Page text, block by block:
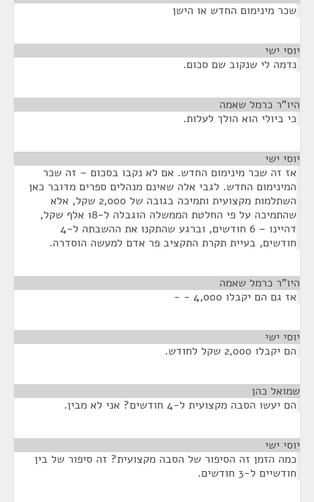
שכר מינימום החדש או הישן
יוסי ישי
נדמה לי שנקוב שם סכום.
היו"ר כרמל שאמה
כי ביולי הוא הולך לעלות.
יוסי ישי
אז זה שכר מינימום החדש. אם לא נקבו בסכום – זה שכר
המינימום החדש. לגבי אלה שאינם מנהלים ספרים מדובר כאן
השתלמות מקצועית ותמיכה בגובה של 2,000 שקל, אלא
שהתמיכה על פי החלטת הממשלה הוגבלה ל-18 אלף שקל,
דהיינו – 6 חודשים, וברגע שהתקנו את ההשבתה ל-4
חודשים, בעיית תקרת התקציב פר אדם למעשה הוסדרה.
היו"ר כרמל שאמה
אז גם הם יקבלו 4,000 - -
יוסי ישי
הם יקבלו 2,000 שקל לחודש.
שמואל כהן
הם יעשו הסבה מקצועית ל-4 חודשים? אני לא מבין.
יוסי ישי
כמה הזמן זה הסיפור של הסבה מקצועית? זה סיפור של בין
חודשיים ל-3 חודשים.